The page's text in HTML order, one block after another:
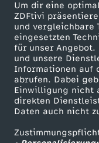
Um dir eine
ZDFtivi
und vergleichbare
eingesetzten
für unser
und unsere
Informationen auf
abrufen. Dabei
Einwilligung nicht
direkten
Daten auch nicht
t
e
n
r
a
Mehr ZDF
ZDF-Apps
Smart TV
ZDFtext
Livestreams